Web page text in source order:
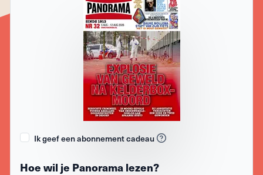
Ik geef een abonnement cadeau
Hoe wil je Panorama lezen?